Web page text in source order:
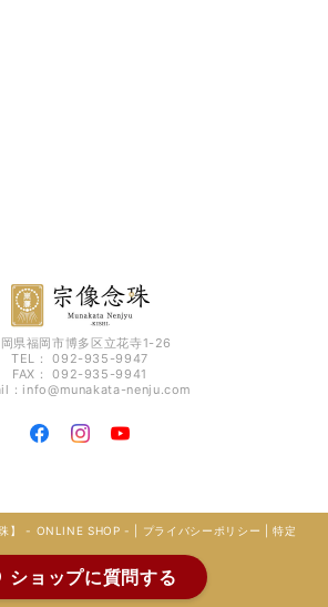
県福岡市博多区立花寺1-26
TEL： 092-935-9947
FAX： 092-935-9941
： info@munakata-nenju.com
】 - ONLINE SHOP - | プライバシーポリシー |特定
ショップに質問する